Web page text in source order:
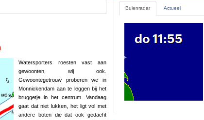
Watersporters roesten vast aan
gewoonten, wij ook.
Gewoontegetrouw proberen we in
Monnickendam aan te leggen bij het
bruggetje in het centrum. Vandaag
gaat dat niet lukken, het ligt vol met
andere boten die dat ook gedacht
Buienradar Actueel